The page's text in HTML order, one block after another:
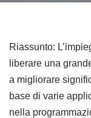
Riassunto:
liberare una
a migliorare
base di varie
nella